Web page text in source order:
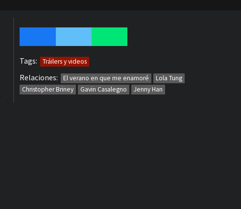
Tags: Tráilers y videos
Relaciones: El verano en que me enamoré
Lola Tung
Christopher Briney
Gavin Casalegno Jenny Han